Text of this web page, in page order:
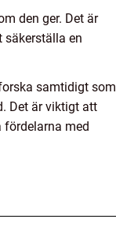
den ger. Det är
en
samtidigt som
Det är viktigt att
med